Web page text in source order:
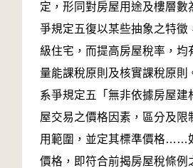
定，形同對房屋用途及樓層數
爭規定五復以某些抽象之特徵
級住宅，而提高房屋稅率，均
量能課稅原則及核實課稅原則
系爭規定五「無非依據房屋建
屋交易之價格因素，區分及限
用範圍，並定其標準價格……
價格，即符合前揭房屋稅條例